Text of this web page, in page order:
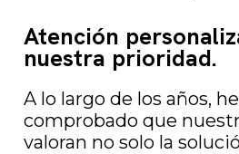
Atención
nuestra prioridad.
A lo largo de los años,
comprobado que
valoran no solo la